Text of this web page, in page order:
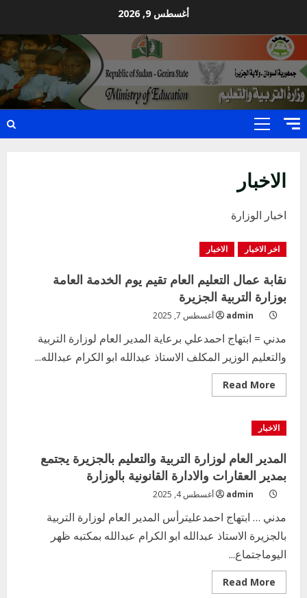
content
أغسطس 9, 2026
Primary
الاخبار
اخبار الوزارة
اخر الاخبار الاخبار
نقابة عمال التعليم العام تقيم يوم الخدمة العامة
بوزارة التربية الجزيرة
admin أغسطس 7, 2025
مدني = ابتهاج احمدعلي برعاية المدير العام لوزارة التربية
والتعليم الوزير المكلف الاستاذ عبدالله ابو الكرام عبدالله...
Read More
more
تقيم
يوم
الخدمة
العامة
بوزارة
التربية
الاخبار
المدير العام لوزارة التربية والتعليم بالجزيرة يجتمع
بمدير العقارات والادارة القانونية بالوزارة
admin أغسطس 4, 2025
مدني … ابتهاج احمدعليترأس المدير العام لوزارة التربية
بالجزيرة الاستاذ عبدالله ابو الكرام عبدالله بمكتبه ظهر
اليوماجتماع...
Read More
more